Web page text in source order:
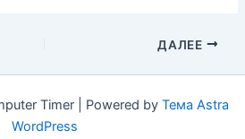
ДАЛЕЕ
Timer | Powered by Тема Astra
WordPress